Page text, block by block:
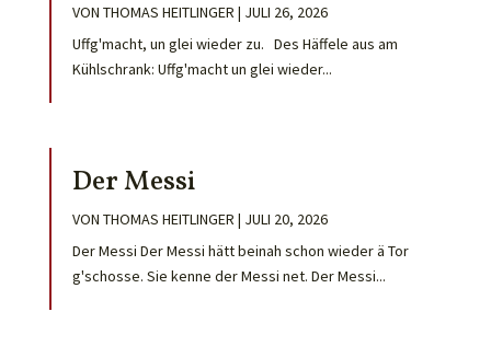
VON THOMAS HEITLINGER | JULI 26, 2026
Uffg'macht, un glei wieder zu. Des Häffele aus am
Kühlschrank: Uffg'macht un glei wieder...
Der Messi
VON THOMAS HEITLINGER | JULI 20, 2026
Der Messi Der Messi hätt beinah schon wieder ä Tor
g'schosse. Sie kenne der Messi net. Der Messi...